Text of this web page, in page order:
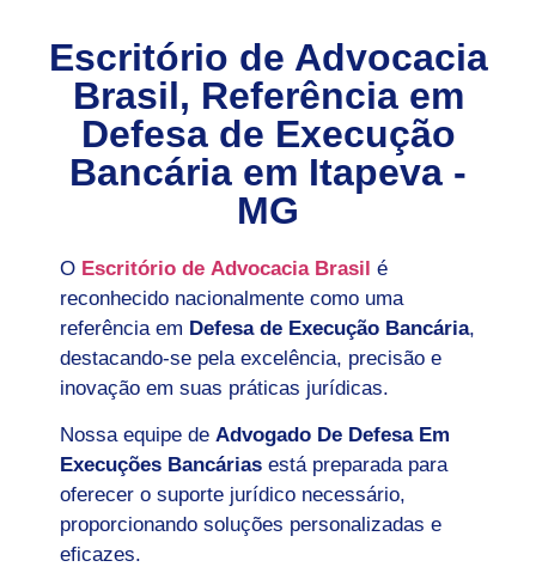
Escritório de Advocacia
Brasil, Referência em
Defesa de Execução
Bancária em Itapeva -
MG
O Escritório de Advocacia Brasil é
reconhecido nacionalmente como uma
referência em Defesa de Execução Bancária,
destacando-se pela excelência, precisão e
inovação em suas práticas jurídicas.
Nossa equipe de Advogado De Defesa Em
Execuções Bancárias está preparada para
oferecer o suporte jurídico necessário,
proporcionando soluções personalizadas e
eficazes.